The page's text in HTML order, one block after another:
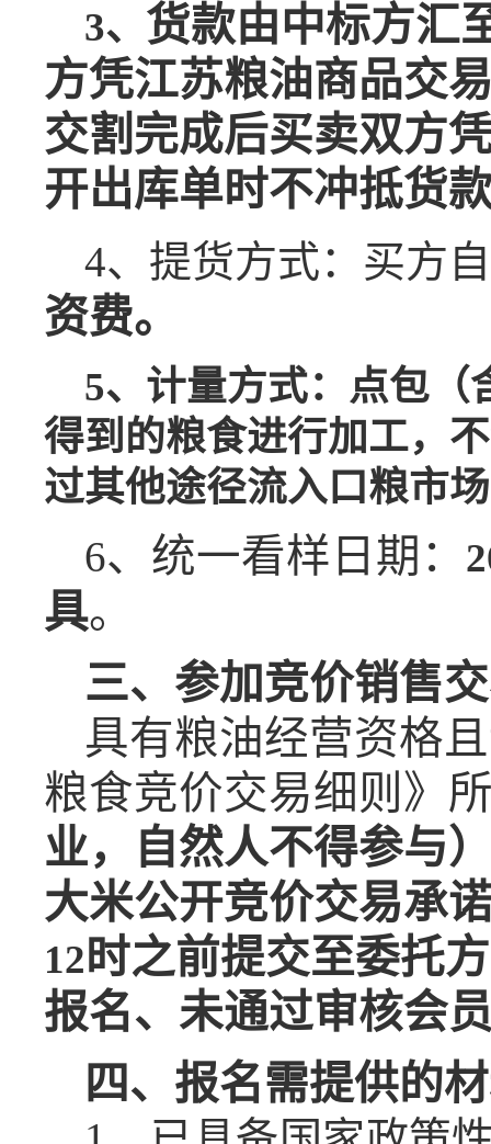
3、 货款由中标方汇
方凭江苏粮油商品交
交割完成后买卖双方
开出库单时不冲抵货
4、提货方式：买方
资费。
5、计量方式：点包（
得到的粮食进行加工，
过其他途径流入口粮市
6、统一看样日期 ：
具。
三、 参加竞价销售
具有粮油经营资格
粮食竞价交易细则》
业，自然人不得参与
大米公开竞价交易承
12时之前提交至委托方
报名、未通过审核会
四、 报名需提供的